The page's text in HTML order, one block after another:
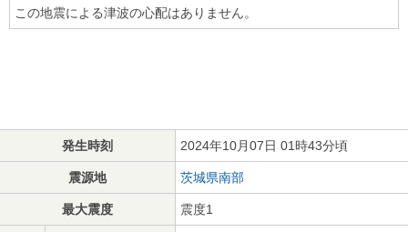
この地震による津波の心配はありません。
発生時刻 2024年10月07日 01時43分頃
震源地 茨城県南部
最大震度 震度1